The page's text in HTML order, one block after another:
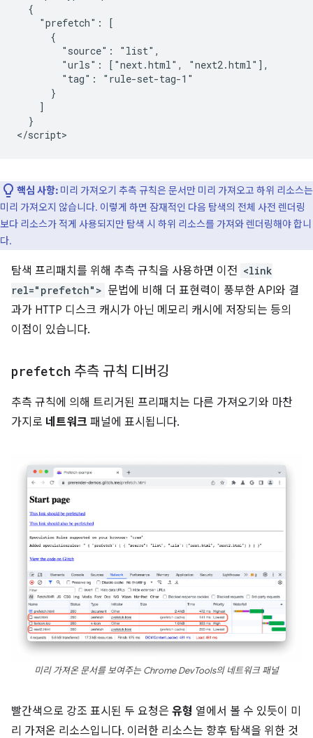
  {
    "prefetch": [
      {
        "source": "list",
        "urls": ["next.html", "next2.html"],
        "tag": "rule-set-tag-1"
      }
    ]
  }
핵심 사항: 미리 가져오기 추측 규칙은 문서만 미리 가져오고 하위 리소스는
미리 가져오지 않습니다. 이렇게 하면 잠재적인 다음 탐색의 전체 사전 렌더링
보다 리소스가 적게 사용되지만 탐색 시 하위 리소스를 가져와 렌더링해야 합니
다.
탐색 프리패치를 위해 추측 규칙을 사용하면 이전 <link
rel="prefetch"> 문법에 비해 더 표현력이 풍부한 API와 결
과가 HTTP 디스크 캐시가 아닌 메모리 캐시에 저장되는 등의
이점이 있습니다.
prefetch 추측 규칙 디버깅
추측 규칙에 의해 트리거된 프리패치는 다른 가져오기와 마찬
가지로 네트워크 패널에 표시됩니다.
미리 가져온 문서를 보여주는 Chrome DevTools의 네트워크 패널
빨간색으로 강조 표시된 두 요청은 유형 열에서 볼 수 있듯이 미
리 가져온 리소스입니다. 이러한 리소스는 향후 탐색을 위한 것